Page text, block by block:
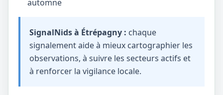
automne
SignalNids à Étrépagny : chaque
signalement aide à mieux cartographier les
observations, à suivre les secteurs actifs et
à renforcer la vigilance locale.